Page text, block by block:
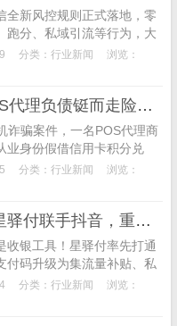
全新风控规则正式落地，零
跑分、私域引流等行为，大
。详解三级处罚机制、9
可直接照做的合规避坑方
分类： 行业新闻
浏览：
惨痛警示！POS代理负债铤而走险，假借升级、积分兑换盗刷客户信用卡被刑拘
诈骗案件，一名POS代理商
业身份假借信用卡积分兑
套路客户，偷偷盗刷银行卡
拘留，提醒广大持卡人提
分类： 行业新闻
浏览：
支付码革命：星驿付联手抖音，重构线下实体店流量与经营新生态
收银工具！星驿付率先打通
付码升级为集流量补贴、私
体的“经营码”。本文深度
示头部机构如何通过生态
分类： 行业新闻
浏览：